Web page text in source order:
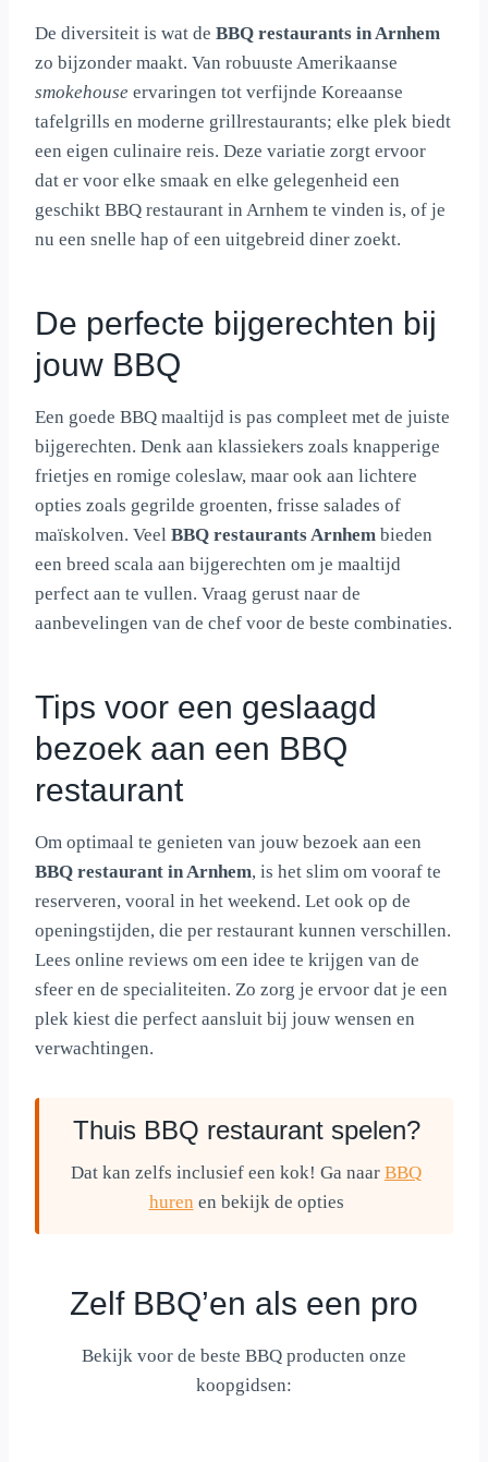
De diversiteit is wat de BBQ restaurants in Arnhem
zo bijzonder maakt. Van robuuste Amerikaanse
smokehouse ervaringen tot verfijnde Koreaanse
tafelgrills en moderne grillrestaurants; elke plek biedt
een eigen culinaire reis. Deze variatie zorgt ervoor
dat er voor elke smaak en elke gelegenheid een
geschikt BBQ restaurant in Arnhem te vinden is, of je
nu een snelle hap of een uitgebreid diner zoekt.
De perfecte bijgerechten bij
jouw BBQ
Een goede BBQ maaltijd is pas compleet met de juiste
bijgerechten. Denk aan klassiekers zoals knapperige
frietjes en romige coleslaw, maar ook aan lichtere
opties zoals gegrilde groenten, frisse salades of
maïskolven. Veel BBQ restaurants Arnhem bieden
een breed scala aan bijgerechten om je maaltijd
perfect aan te vullen. Vraag gerust naar de
aanbevelingen van de chef voor de beste combinaties.
Tips voor een geslaagd
bezoek aan een BBQ
restaurant
Om optimaal te genieten van jouw bezoek aan een
BBQ restaurant in Arnhem, is het slim om vooraf te
reserveren, vooral in het weekend. Let ook op de
openingstijden, die per restaurant kunnen verschillen.
Lees online reviews om een idee te krijgen van de
sfeer en de specialiteiten. Zo zorg je ervoor dat je een
plek kiest die perfect aansluit bij jouw wensen en
verwachtingen.
Thuis BBQ restaurant spelen?
Dat kan zelfs inclusief een kok! Ga naar BBQ
huren en bekijk de opties
Zelf BBQ’en als een pro
Bekijk voor de beste BBQ producten onze
koopgidsen: